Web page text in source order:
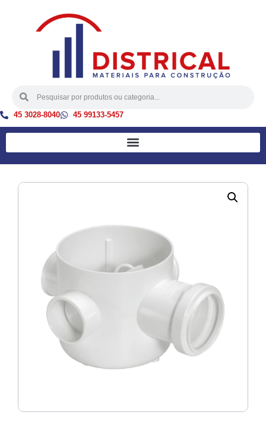
45 3028-8040 45 99133-5457